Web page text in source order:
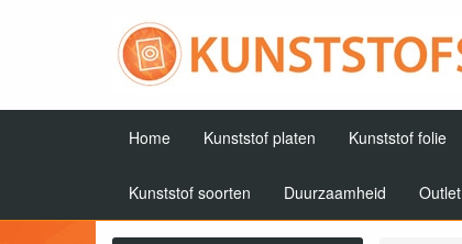
Home Kunststof platen Kunststof folie
Kunststof soorten Duurzaamheid Outlet